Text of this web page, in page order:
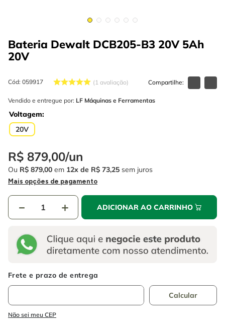
Bateria Dewalt DCB205-B3 20V 5Ah
20V
Cód: 059917 1 avaliação
Vendido e entregue por: LF Máquinas e Ferramentas
Voltagem
20V
R$ 879,00/un
Ou R$ 879,00 em 12 R$ 73,25 sem juros
Mais opções de pagamento
＋
－ ADICIONAR AO CARRINHO
Não sei meu CEP
8º disco corte
10º luva
º fio
º serra copo
º disco corte
º chave impacto
luva